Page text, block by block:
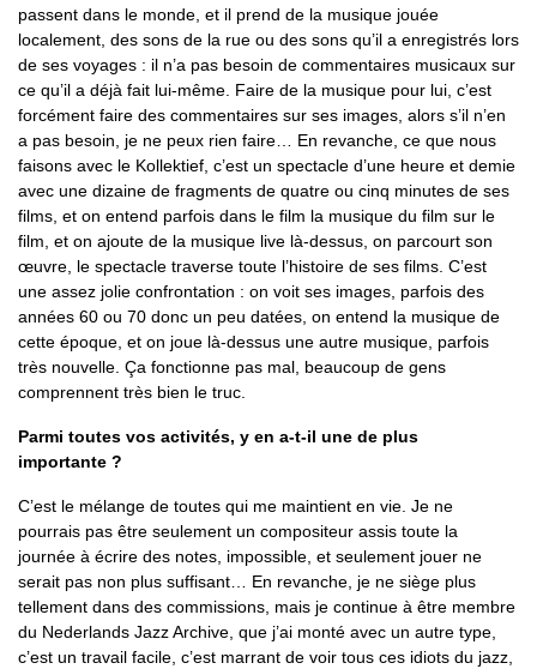
passent dans le monde, et il prend de la musique jouée
localement, des sons de la rue ou des sons qu’il a enregistrés lors
de ses voyages : il n’a pas besoin de commentaires musicaux sur
ce qu’il a déjà fait lui-même. Faire de la musique pour lui, c’est
forcément faire des commentaires sur ses images, alors s’il n’en
a pas besoin, je ne peux rien faire… En revanche, ce que nous
faisons avec le Kollektief, c’est un spectacle d’une heure et demie
avec une dizaine de fragments de quatre ou cinq minutes de ses
films, et on entend parfois dans le film la musique du film sur le
film, et on ajoute de la musique live là-dessus, on parcourt son
œuvre, le spectacle traverse toute l’histoire de ses films. C’est
une assez jolie confrontation : on voit ses images, parfois des
années 60 ou 70 donc un peu datées, on entend la musique de
cette époque, et on joue là-dessus une autre musique, parfois
très nouvelle. Ça fonctionne pas mal, beaucoup de gens
comprennent très bien le truc.
Parmi toutes vos activités, y en a-t-il une de plus
importante ?
C’est le mélange de toutes qui me maintient en vie. Je ne
pourrais pas être seulement un compositeur assis toute la
journée à écrire des notes, impossible, et seulement jouer ne
serait pas non plus suffisant… En revanche, je ne siège plus
tellement dans des commissions, mais je continue à être membre
du Nederlands Jazz Archive, que j’ai monté avec un autre type,
c’est un travail facile, c’est marrant de voir tous ces idiots du jazz,